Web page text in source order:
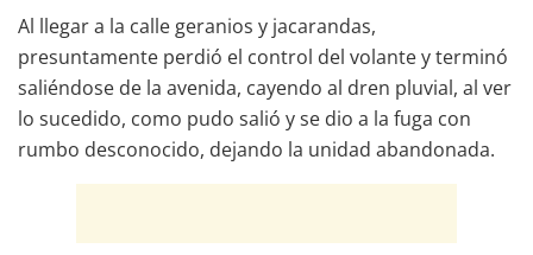
Al llegar a la calle geranios y jacarandas,
presuntamente perdió el control del volante y terminó
saliéndose de la avenida, cayendo al dren pluvial, al ver
lo sucedido, como pudo salió y se dio a la fuga con
rumbo desconocido, dejando la unidad abandonada.